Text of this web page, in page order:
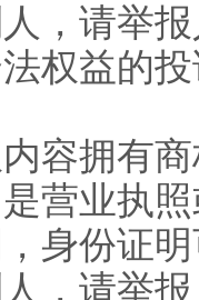
，请举
权益的
容拥有
营业执
身份证
，请举